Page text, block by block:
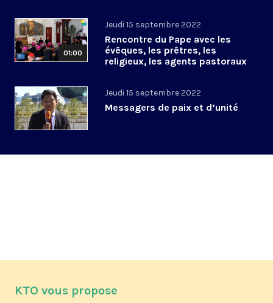
01:00
Jeudi 15 septembre 2022
Rencontre du Pape avec les
évêques, les prêtres, les
religieux, les agents pastoraux
Jeudi 15 septembre 2022
Messagers de paix et d’unité
KTO vous propose